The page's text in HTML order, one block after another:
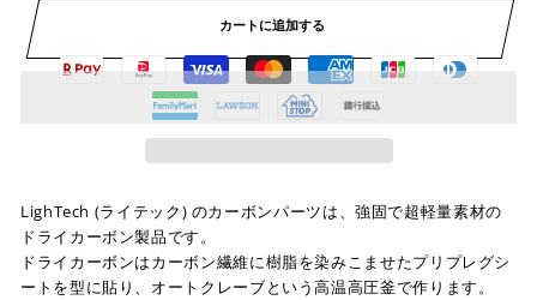
カートに追加する
LighTech (ライテック) のカーボンパーツは、強固で超軽量素材の
ドライカーボン製品です。
ドライカーボンはカーボン繊維に樹脂を染みこませたプリプレグシ
ートを型に貼り、オートクレーブという高温高圧釜で作ります。